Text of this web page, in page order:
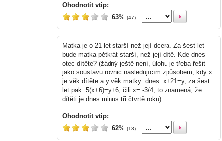
Ohodnotit vtip:
63% (47)
Matka je o 21 let starší než její dcera. Za šest let
bude matka pětkrát starší, než její dítě. Kde dnes
otec dítěte? (žádný ještě není, úlohu je třeba řešit
jako soustavu rovnic následujícím způsobem, kdy x
je věk dítěte a y věk matky: dnes: x+21=y, za šest
let pak: 5(x+6)=y+6, čili x= -3/4, to znamená, že
dítěti je dnes minus tři čtvrtě roku)
Ohodnotit vtip:
62% (13)